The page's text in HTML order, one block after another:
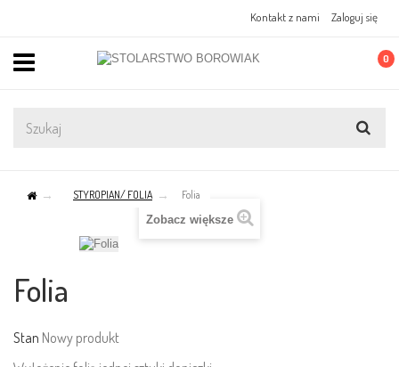
Zaloguj się
Kontakt z nami
0
STYROPIAN/ FOLIA
Folia
Zobacz większe
Folia
Stan Nowy produkt